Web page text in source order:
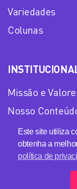
Este site utiliza
obtenha a
política de
Variedades
Colunas
Missão e
Nosso
Equipe
Anuncie no
Loja Plena